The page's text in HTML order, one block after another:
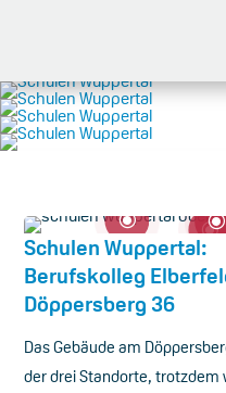
Schulen Wuppertal:
Berufskolleg
Döppersberg 36
Das Gebäude am
der drei Standorte,
\
\